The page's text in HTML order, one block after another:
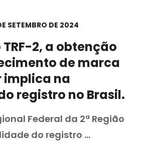
SETEMBRO DE 2024
2, a obtenção
de marca
implica na
registro no Brasil.
Federal da 2ª Região
do registro ...